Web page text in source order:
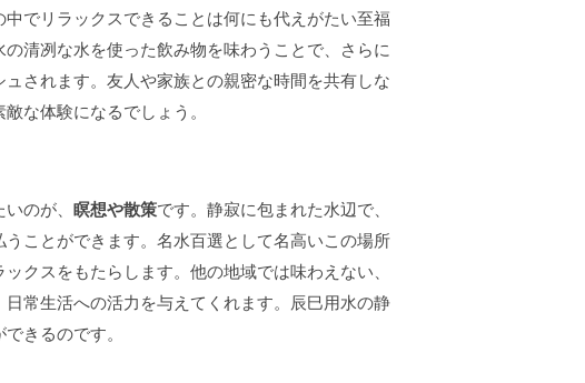
でリラックスできることは何にも代えがたい至福
清冽な水を使った飲み物を味わうことで、さらに
されます。友人や家族との親密な時間を共有しな
な体験になるでしょう。
のが、 瞑想や散策です。静寂に包まれた水辺で、
ことができます。名水百選として名高いこの場所
クスをもたらします。他の地域では味わえない、
常生活への活力を与えてくれます。辰巳用水の静
きるのです。